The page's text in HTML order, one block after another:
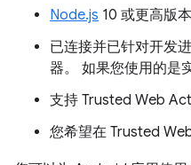
Node.js 10 或更高版本
已连接并已针对开发
器。 如果您使用的是
支持 Trusted Web
您希望在 Trusted